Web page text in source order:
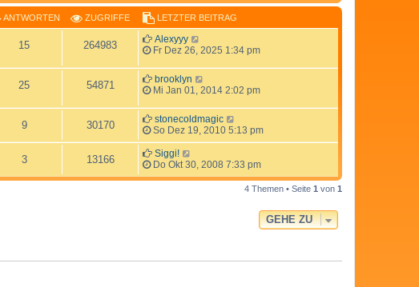
ANTWORTEN ZUGRIFFE LETZTER BEITRAG
15 264983
Alexyyy
Fr Dez 26, 2025 1:34 pm
25 54871
brooklyn
Mi Jan 01, 2014 2:02 pm
9 30170
stonecoldmagic
So Dez 19, 2010 5:13 pm
3 13166
Siggi!
Do Okt 30, 2008 7:33 pm
4 Themen • Seite 1 von 1
GEHE ZU